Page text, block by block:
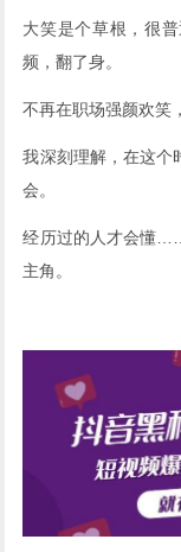
大笑是个草根，很
频，翻了身。
不再在职场强颜欢笑
我深刻理解，在这个
会。
经历过的人才会懂
主角。